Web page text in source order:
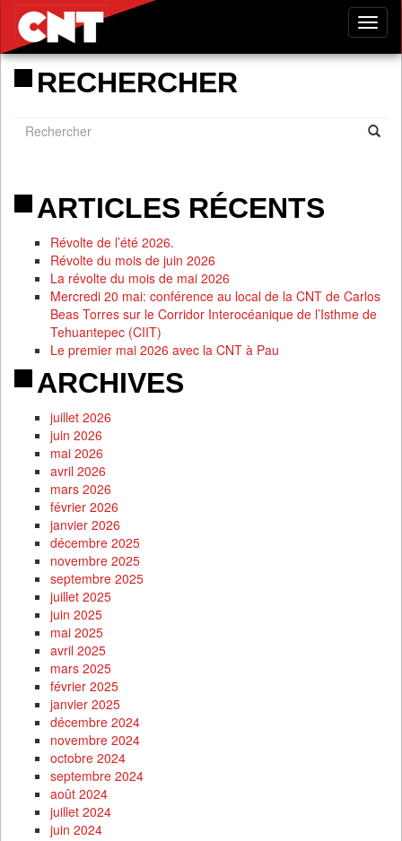
RECHERCHER
ARTICLES RÉCENTS
Révolte de l’été 2026.
Révolte du mois de juin 2026
La révolte du mois de mai 2026
Mercredi 20 mai: conférence au local de la CNT de Carlos
Beas Torres sur le Corridor Interocéanique de l’Isthme de
Tehuantepec (CIIT)
Le premier mai 2026 avec la CNT à Pau
ARCHIVES
juillet 2026
juin 2026
mai 2026
avril 2026
mars 2026
février 2026
janvier 2026
décembre 2025
novembre 2025
septembre 2025
juillet 2025
juin 2025
mai 2025
avril 2025
mars 2025
février 2025
janvier 2025
décembre 2024
novembre 2024
octobre 2024
septembre 2024
août 2024
juillet 2024
juin 2024